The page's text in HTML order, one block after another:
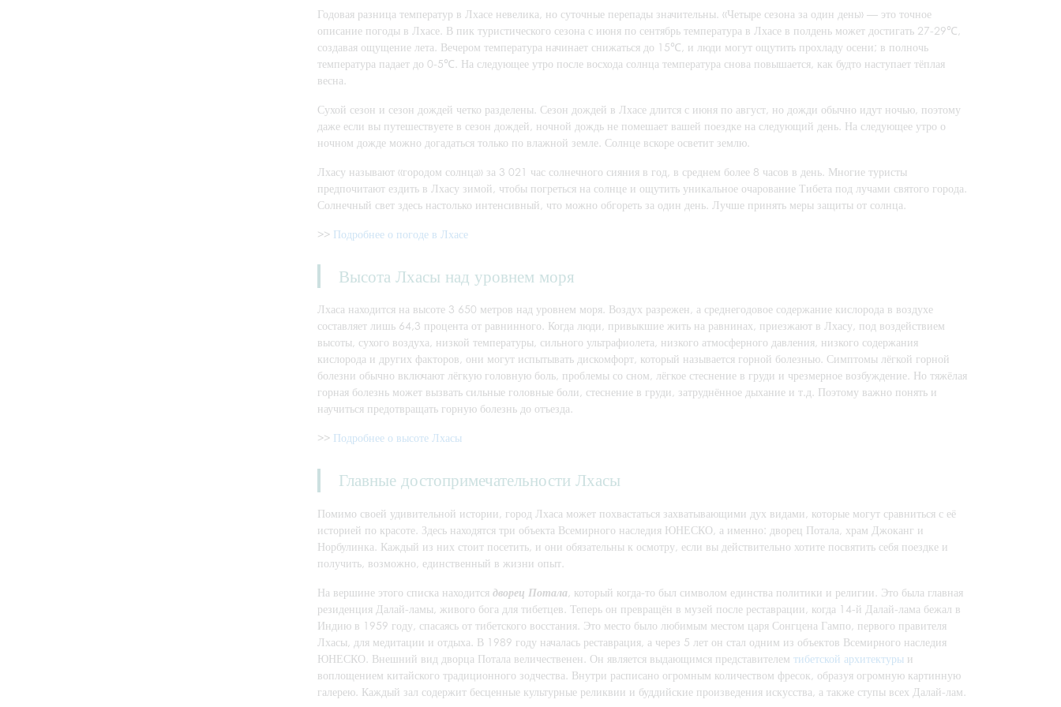
Годовая разница температур в Лхасе невелика, но суточные перепады значительны. «Четыре сезона за один день» — это точное
описание погоды в Лхасе. В пик туристического сезона с июня по сентябрь температура в Лхасе в полдень может достигать 27-29℃,
создавая ощущение лета. Вечером температура начинает снижаться до 15℃, и люди могут ощутить прохладу осени; в полночь
температура падает до 0-5℃. На следующее утро после восхода солнца температура снова повышается, как будто наступает тёплая
весна.
Сухой сезон и сезон дождей четко разделены. Сезон дождей в Лхасе длится с июня по август, но дожди обычно идут ночью, поэтому
даже если вы путешествуете в сезон дождей, ночной дождь не помешает вашей поездке на следующий день. На следующее утро о
ночном дожде можно догадаться только по влажной земле. Солнце вскоре осветит землю.
Лхасу называют «городом солнца» за 3 021 час солнечного сияния в год, в среднем более 8 часов в день. Многие туристы
предпочитают ездить в Лхасу зимой, чтобы погреться на солнце и ощутить уникальное очарование Тибета под лучами святого города.
Солнечный свет здесь настолько интенсивный, что можно обгореть за один день. Лучше принять меры защиты от солнца.
>> Подробнее о погоде в Лхасе
Высота Лхасы над уровнем моря
Лхаса находится на высоте 3 650 метров над уровнем моря. Воздух разрежен, а среднегодовое содержание кислорода в воздухе
составляет лишь 64,3 процента от равнинного. Когда люди, привыкшие жить на равнинах, приезжают в Лхасу, под воздействием
высоты, сухого воздуха, низкой температуры, сильного ультрафиолета, низкого атмосферного давления, низкого содержания
кислорода и других факторов, они могут испытывать дискомфорт, который называется горной болезнью. Симптомы лёгкой горной
болезни обычно включают лёгкую головную боль, проблемы со сном, лёгкое стеснение в груди и чрезмерное возбуждение. Но тяжёлая
горная болезнь может вызвать сильные головные боли, стеснение в груди, затруднённое дыхание и т.д. Поэтому важно понять и
научиться предотвращать горную болезнь до отъезда.
>> Подробнее о высоте Лхасы
Главные достопримечательности Лхасы
Помимо своей удивительной истории, город Лхаса может похвастаться захватывающими дух видами, которые могут сравниться с её
историей по красоте. Здесь находятся три объекта Всемирного наследия ЮНЕСКО, а именно: дворец Потала, храм Джоканг и
Норбулинка. Каждый из них стоит посетить, и они обязательны к осмотру, если вы действительно хотите посвятить себя поездке и
получить, возможно, единственный в жизни опыт.
На вершине этого списка находится дворец Потала, который когда-то был символом единства политики и религии. Это была главная
резиденция Далай-ламы, живого бога для тибетцев. Теперь он превращён в музей после реставрации, когда 14-й Далай-лама бежал в
Индию в 1959 году, спасаясь от тибетского восстания. Это место было любимым местом царя Сонгцена Гампо, первого правителя
Лхасы, для медитации и отдыха. В 1989 году началась реставрация, а через 5 лет он стал одним из объектов Всемирного наследия
ЮНЕСКО. Внешний вид дворца Потала величественен. Он является выдающимся представителем тибетской архитектуры и
воплощением китайского традиционного зодчества. Внутри расписано огромным количеством фресок, образуя огромную картинную
галерею. Каждый зал содержит бесценные культурные реликвии и буддийские произведения искусства, а также ступы всех Далай-лам.